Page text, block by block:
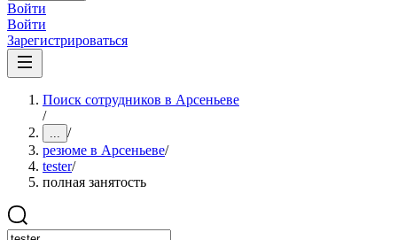
Войти
Войти
Зарегистрироваться
Поиск сотрудников в Арсеньеве
/
... /
резюме в Арсеньеве/
tester/
полная занятость